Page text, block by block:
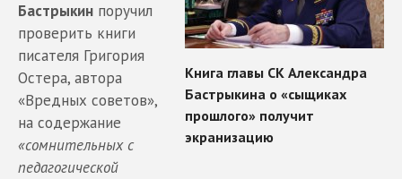
Бастрыкин поручил
проверить книги
писателя Григория
Остера, автора
«Вредных советов»,
на содержание
«сомнительных с
педагогической